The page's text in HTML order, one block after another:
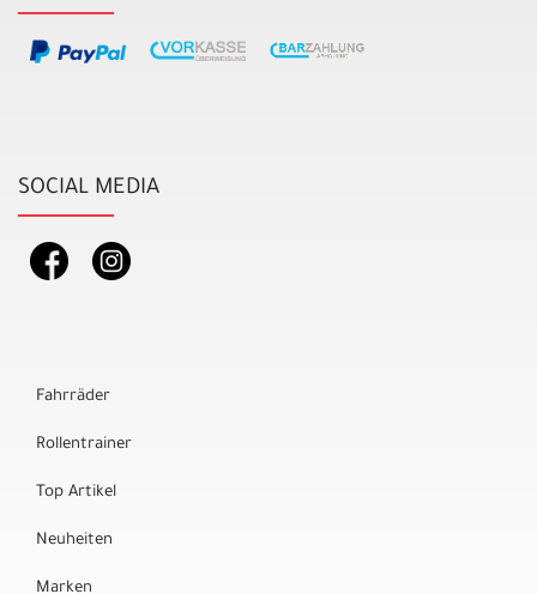
SOCIAL MEDIA
Fahrräder
Rollentrainer
Top Artikel
Neuheiten
Marken